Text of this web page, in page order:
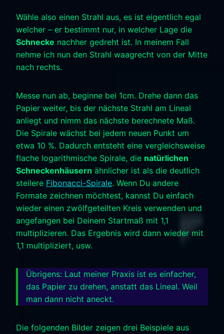
Wähle also einen Strahl aus, es ist eigentlich egal
welcher – er bestimmt nur, in welcher Lage die
Schnecke nachher gedreht ist. In meinem Fall
nehme ich nun den Strahl waagrecht von der Mitte
nach rechts.
Messe nun ab, beginne bei 1cm. Drehe dann das
Papier weiter, bis der nächste Strahl am Lineal
anliegt und nimm das nächste berechnete Maß.
Die Spirale wächst bei jedem neuen Punkt um
etwa 10 %. Dadurch entsteht eine vergleichsweise
flache logarithmische Spirale, die natürlichen
Schneckenhäusern ähnlicher ist als die deutlich
steilere Fibonacci-Spirale. Wenn Du andere
Formate zeichnen möchtest, kannst Du einfach
wieder einen zwölfgeteilten Kreis verwenden und
angefangen bei Deinem Startmaß mit 1,1
multiplizieren. Das Ergebnis wird dann wieder mit
1,1 multipliziert, usw.
Übrigens: Laut meiner Praxis ist es einfacher,
das Papier zu drehen, anstatt das Lineal. Weil
man dann nicht aneckt.
Die folgenden Bilder zeigen drei Beispiele aus